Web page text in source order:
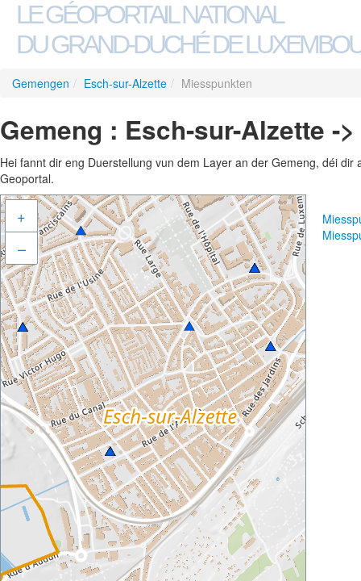
LE GÉOPORTAIL NATIONAL
DU GRAND-DUCHÉ DE
Gemengen / Esch-sur-Alzette / Miesspunkten
Gemeng : Esch-sur-Alzette -
Hei fannt dir eng Duerstellung vun dem Layer an der Gemeng, déi
Geoportal.
+
–